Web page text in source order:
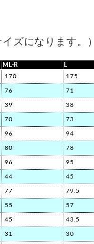
ズになります。）
ML-R L
170 175
76 71
39 38
70 73
96 94
80 78
96 95
44 45
77 79.5
55 57
45 43.5
31 30